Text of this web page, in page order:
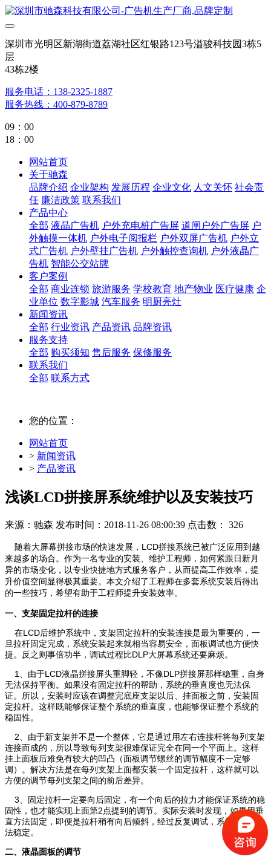
深圳市光明区新湖街道荔湖社区红银路123号溢骏科技园3栋5
层
43栋2楼
服务电话：138-2325-1887
服务热线：400-879-8789
09：00
18：00
网站首页
关于驰森
品牌介绍 企业架构 发展历程 企业文化 人文关怀 社会责
任 廉洁政策 联系我们
产品中心
全部 液晶广告机 户外充电桩广告屏 道闸户外广告屏 户
外触摸一体机 户外电子阅报栏 户外双屏广告机 户外立
式广告机 户外壁挂广告机 户外触控查询机 户外液晶广
告机 智能公交站牌
客户案例
全部 商业连锁 旅游服务 学校教育 地产物业 医疗健康 企
业单位 数字影城 汽车服务 明厨亮灶
新闻资讯
全部 行业资讯 产品资讯 品牌资讯
服务支持
全部 购买须知 售后服务 保修服务
联系我们
全部 联系方式
您的位置：
网站首页
> 新闻资讯
> 产品资讯
浅谈LCD拼接屏系统维护以及安装技巧
来源：驰森 发布时间：2018-11-26 08:00:39 点击数： 326
随着大屏幕拼接市场的快速发展，LCD拼接系统已被广泛应用到越
来越多的场合。作为一名专业的安装、维护工程师，如何紧跟日新月
异的市场变化，以专业快捷地方式服务客户，从而提高工作效率，提
升价值空间显得极其重要。本文介绍了工程师在多套系统安装后得出
的一些技巧，希望有助于工程师提升安装效率。
一、支架固定拉杆的连接
在LCD后维护系统中，支架固定拉杆的安装连接是最为重要的，一
旦拉杆固定完成，系统安装起来就相当容易安全，面板调试也方便快
捷。反之则事倍功半，调试过程比DLP大屏幕系统还要麻烦。
1、由于LCD液晶拼接屏头重脚轻，不像DLP拼接屏那样稳重，自身
无法保持平衡。如果没有固定拉杆的帮助，系统的垂直度也无法保
证。所以，安装时应该在调整完底座支架以后、挂面板之前，安装固
定拉杆。这样既能够保证整个系统的垂直度，也能够保证整个系统的
稳固性。
2、由于新支架并不是一个整体，它是通过用左右连接杆将每列支架
连接而成的，所以导致每列支架很难保证完全在同一个平面上。这样
挂上面板后难免有较大的凹凸（面板调节螺丝的调节幅度不一定够
调）。解决方法是在每列支架上面都安装一个固定拉杆，这样就可以
方便的调节每列支架之间的前后差异。
3、固定拉杆一定要向后固定，有一个向后的拉力才能保证系统的稳
固性，也才能实现上面第2点提到的调节。实际安装时发现，如果用垂
直方法固定，即便是拉杆稍有向后倾斜，经过反复调试，系统依然无
法稳定。
二、液晶面板的调节